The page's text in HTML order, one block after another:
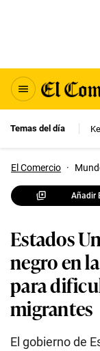
Temas del día
El Comercio ·
Añadir
Estados
negro en
para
migrantes
El gobierno de